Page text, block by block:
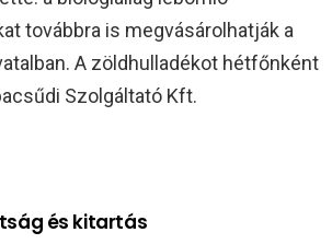
továbbra is megvásárolhatják a
A zöldhulladékot hétfőnként
Szolgáltató Kft.
és kitartás